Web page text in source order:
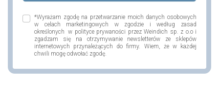
*Wyrażam zgodę na przetwarzanie moich danych osobowych
w celach marketingowych w zgodzie i według zasad
określonych w polityce prywaności przez Weindich sp. z o.o i
zgadzam się na otrzymywanie newsletterów ze sklepów
internetowych przynależących do firmy. Wiem, że w każdej
chwili mogę odwołać zgodę.